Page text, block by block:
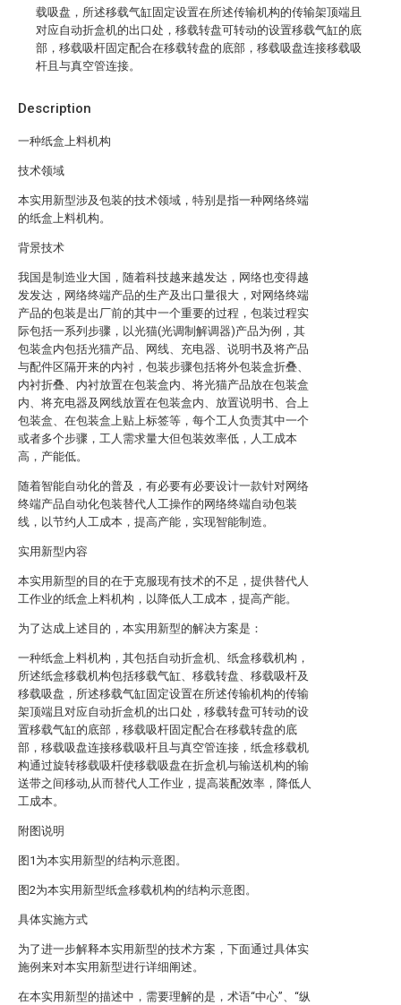
Description
一种纸盒上料机构
技术领域
本实用新型涉及包装的技术领域，特别是指一种网络终端
的纸盒上料机构。
背景技术
我国是制造业大国，随着科技越来越发达，网络也变得越
发发达，网络终端产品的生产及出口量很大，对网络终端
产品的包装是出厂前的其中一个重要的过程，包装过程实
际包括一系列步骤，以光猫(光调制解调器)产品为例，其
包装盒内包括光猫产品、网线、充电器、说明书及将产品
与配件区隔开来的内衬，包装步骤包括将外包装盒折叠、
内衬折叠、内衬放置在包装盒内、将光猫产品放在包装盒
内、将充电器及网线放置在包装盒内、放置说明书、合上
包装盒、在包装盒上贴上标签等，每个工人负责其中一个
或者多个步骤，工人需求量大但包装效率低，人工成本
高，产能低。
随着智能自动化的普及，有必要有必要设计一款针对网络
终端产品自动化包装替代人工操作的网络终端自动包装
线，以节约人工成本，提高产能，实现智能制造。
实用新型内容
本实用新型的目的在于克服现有技术的不足，提供替代人
工作业的纸盒上料机构，以降低人工成本，提高产能。
为了达成上述目的，本实用新型的解决方案是：
一种纸盒上料机构，其包括自动折盒机、纸盒移载机构，
所述纸盒移载机构包括移载气缸、移载转盘、移载吸杆及
移载吸盘，所述移载气缸固定设置在所述传输机构的传输
架顶端且对应自动折盒机的出口处，移载转盘可转动的设
置移载气缸的底部，移载吸杆固定配合在移载转盘的底
部，移载吸盘连接移载吸杆且与真空管连接，纸盒移载机
构通过旋转移载吸杆使移载吸盘在折盒机与输送机构的输
送带之间移动,从而替代人工作业，提高装配效率，降低人
工成本。
附图说明
图1为本实用新型的结构示意图。
图2为本实用新型纸盒移载机构的结构示意图。
具体实施方式
为了进一步解释本实用新型的技术方案，下面通过具体实
施例来对本实用新型进行详细阐述。
在本实用新型的描述中，需要理解的是，术语“中心”、“纵
载吸盘，所述移载气缸固定设置在所述传输机构的传输架顶端且
对应自动折盒机的出口处，移载转盘可转动的设置移载气缸的底
部，移载吸杆固定配合在移载转盘的底部，移载吸盘连接移载吸
杆且与真空管连接。